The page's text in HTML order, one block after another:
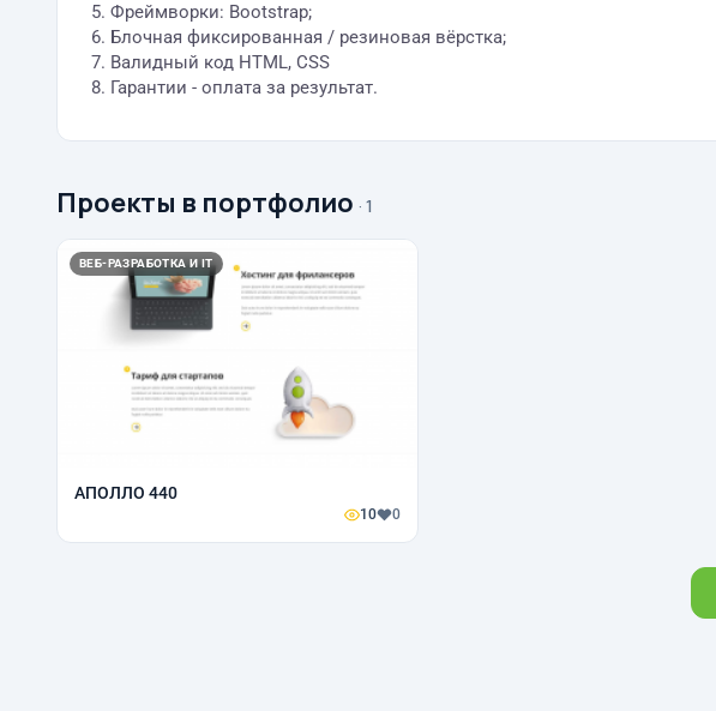
5. Фреймворки: Bootstrap;
6. Блочная фиксированная / резиновая вёрстка;
7. Валидный код HTML, CSS
8. Гарантии - оплата за результат.
Проекты в портфолио · 1
ВЕБ-РАЗРАБОТКА И IT
АПОЛЛО 440
10 0